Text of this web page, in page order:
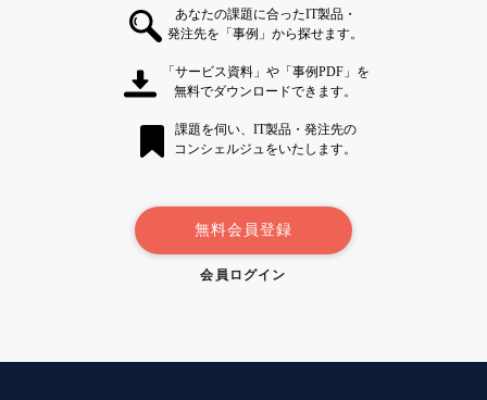
あなたの課題に合ったIT製品・
発注先を「事例」から探せます。
「サービス資料」や「事例PDF」を
無料でダウンロードできます。
課題を伺い、IT製品・発注先の
コンシェルジュをいたします。
無料会員登録
会員ログイン